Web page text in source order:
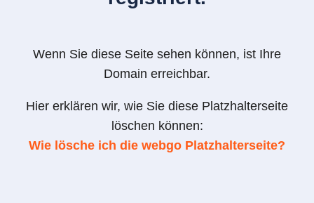
Wenn Sie diese Seite sehen können, ist Ihre
Domain erreichbar.
Hier erklären wir, wie Sie diese Platzhalterseite
löschen können:
Wie lösche ich die webgo Platzhalterseite?